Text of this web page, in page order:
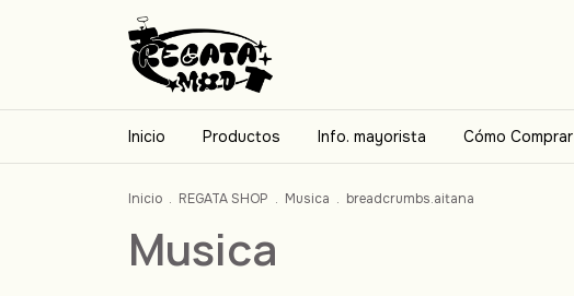
Inicio Productos Info. mayorista Cómo Comprar
Inicio . REGATA SHOP . Musica . breadcrumbs.aitana
Musica